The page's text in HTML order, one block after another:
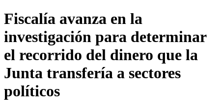
Fiscalía avanza en la
investigación para determinar
el recorrido del dinero que la
Junta transfería a sectores
políticos